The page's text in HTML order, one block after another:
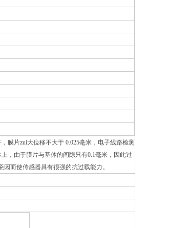
片zui大位移不大于 0.025毫米，电子线路检测
，由于膜片与基体的间隙只有0.1毫米，因此过
而使传感器具有很强的抗过载能力。